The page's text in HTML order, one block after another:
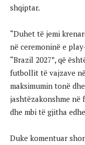
shqiptar.
“Duhet të jemi
në ceremoninë e
“Brazil 2027”, që
futbollit të vajzave
maksimumin tonë
jashtëzakonshme në
dhe mbi të gjitha
Duke komentuar